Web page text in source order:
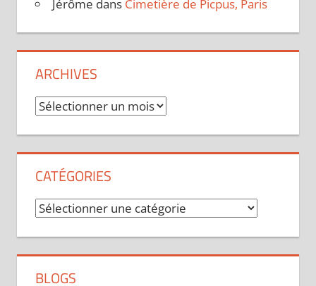
Jérôme dans Cimetière de Picpus, Paris
ARCHIVES
Archives
CATÉGORIES
Catégories
BLOGS